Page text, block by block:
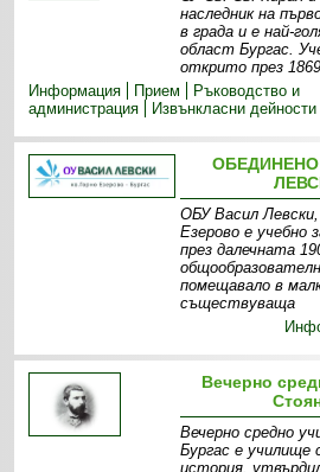
наследник на
в града и е най-
област Бургас.
открито през
Информация
Прием
Ръководство и
администрация
Извънкласни дейности
ОБУ Васил Левски,
Езерово е учебно
през далечната
помещавало в
съществуваща
Вечерно
Вечерно средно
Бургас е училище
история,